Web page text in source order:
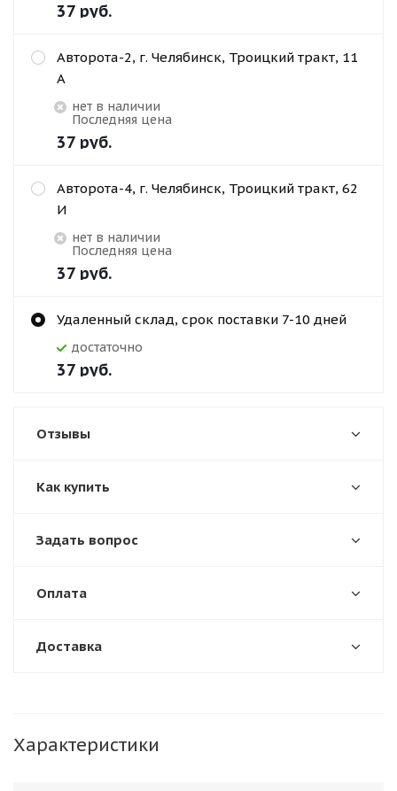
37 руб.
Авторота-2, г. Челябинск, Троицкий тракт, 11
А
Нет в наличии
Последняя цена
37 руб.
Авторота-4, г. Челябинск, Троицкий тракт, 62
И
Нет в наличии
Последняя цена
37 руб.
Удаленный склад, срок поставки 7-10 дней
Достаточно
37 руб.
Отзывы
Как купить
Задать вопрос
Оплата
Доставка
Характеристики